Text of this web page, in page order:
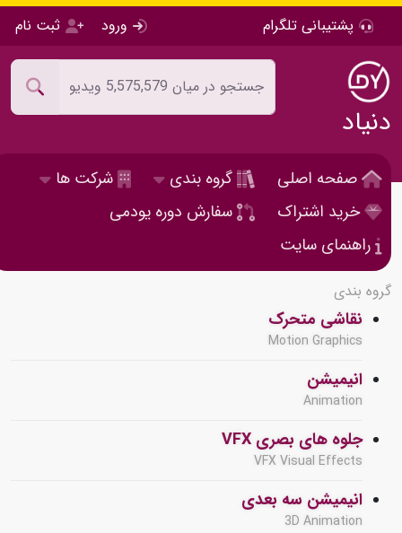
پشتیبانی تلگرام ورود ثبت نام
دنیاد
صفحه اصلی گروه بندی
شرکت ها
خرید اشتراک
سفارش دوره یودمی
راهنمای سایت
گروه بندی
نقاشی متحرک
Motion Graphics
انیمیشن
Animation
جلوه های بصری VFX
VFX Visual Effects
انیمیشن سه بعدی
3D Animation